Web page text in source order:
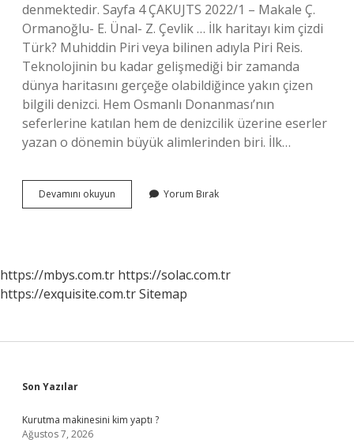
denmektedir. Sayfa 4 ÇAKUJTS 2022/1 – Makale Ç.
Ormanoğlu- E. Ünal- Z. Çevlik … İlk haritayı kim çizdi
Türk? Muhiddin Piri veya bilinen adıyla Piri Reis.
Teknolojinin bu kadar gelişmediği bir zamanda
dünya haritasını gerçeğe olabildiğince yakın çizen
bilgili denizci. Hem Osmanlı Donanması’nın
seferlerine katılan hem de denizcilik üzerine eserler
yazan o dönemin büyük alimlerinden biri. İlk…
Devamını okuyun
Haritacı
Yorum Bırak
https://mbys.com.tr https://solac.com.tr
https://exquisite.com.trSitemap
Sidebar
Son Yazılar
Kurutma makinesini kim yaptı ?
Ağustos 7, 2026